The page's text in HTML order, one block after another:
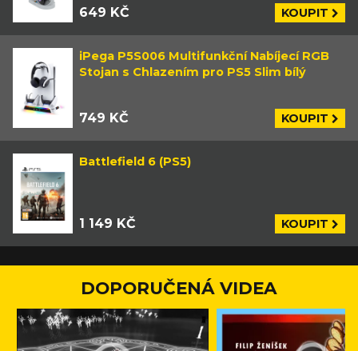
649 KČ KOUPIT
iPega P5S006 Multifunkční Nabíjecí RGB
Stojan s Chlazením pro PS5 Slim bílý
749 KČ KOUPIT
Battlefield 6 (PS5)
1 149 KČ KOUPIT
DOPORUČENÁ VIDEA